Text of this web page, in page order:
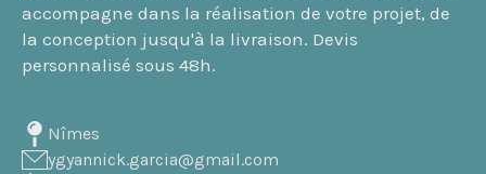
accompagne dans la réalisation de votre projet, de
la conception jusqu'à la livraison. Devis
personnalisé sous 48h.
Nîmes
ygyannick.garcia@gmail.com